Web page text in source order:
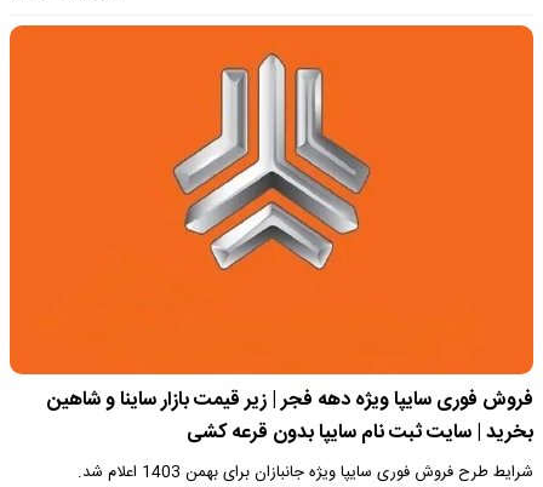
فروش فوری سایپا ویژه دهه فجر | زیر قیمت بازار ساینا و شاهین
بخرید | سایت ثبت نام سایپا بدون قرعه کشی
شرایط طرح فروش فوری سایپا ویژه جانبازان برای بهمن 1403 اعلام شد.